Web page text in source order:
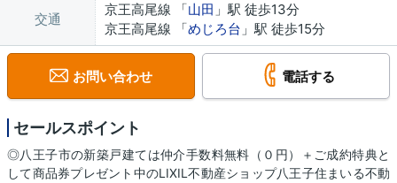
交通
京王高尾線 「山田 」駅 徒歩13分
京王高尾線 「めじろ台 」駅 徒歩15分
お問い合わせ 電話する
セールスポイント
◎八王子市の新築戸建ては仲介手数料無料（０円）＋ご成約特典と
して商品券プレゼント中のLIXIL不動産ショップ八王子住まいる不動